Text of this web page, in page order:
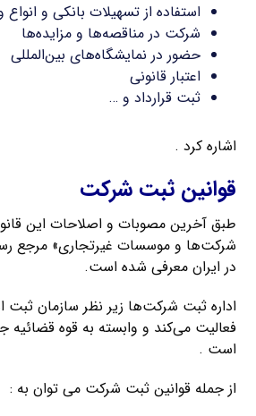
استفاده از تسهیلات بانکی و انواع
شرکت در مناقصه‌ها و مزایده‌ها
حضور در نمایشگاه‌های بین‌المللی
اعتبار قانونی
ثبت قرارداد و …
اشاره کرد .
قوانین ثبت شرکت
طبق آخرین مصوبات و اصلاحات این
شرکت‌ها و موسسات غیرتجاری» مرجع
در ایران معرفی شده است.
اداره ثبت شرکت‌ها زیر نظر سازمان ثبت
فعالیت می‌کند و وابسته به قوه قضائیه
است .
از جمله قوانین ثبت شرکت می توان به :